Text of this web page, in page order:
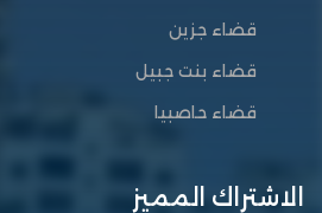
قضاء جزين
قضاء بنت جبيل
قضاء حاصبيا
الاشتراك المميز